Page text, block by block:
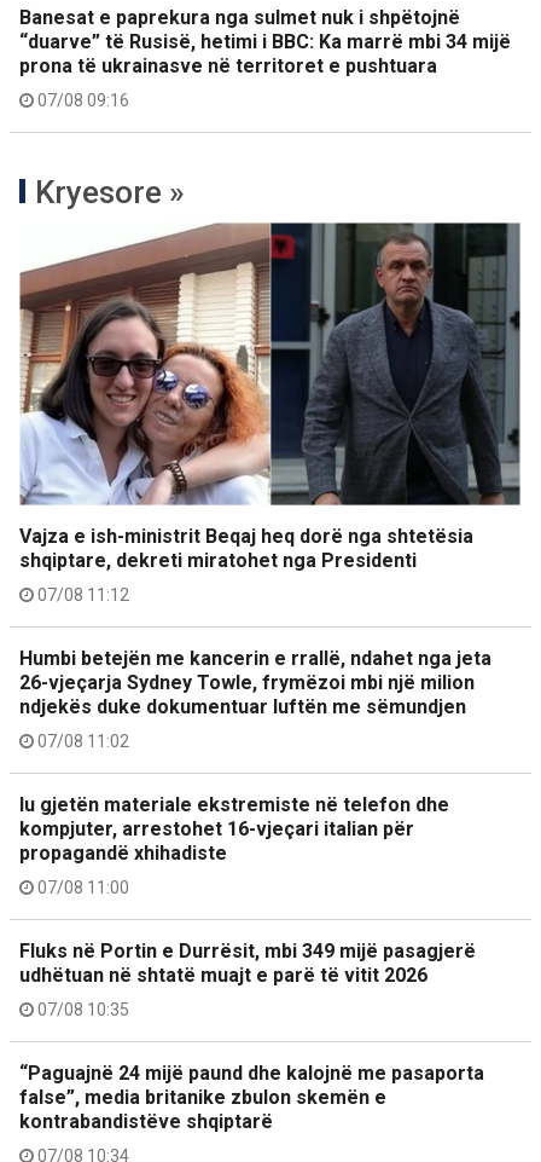
Banesat e paprekura nga sulmet nuk i shpëtojnë
“duarve” të Rusisë, hetimi i BBC: Ka marrë mbi 34 mijë
prona të ukrainasve në territoret e pushtuara
07/08 09:16
Kryesore »
Vajza e ish-ministrit Beqaj heq dorë nga shtetësia
shqiptare, dekreti miratohet nga Presidenti
07/08 11:12
Humbi betejën me kancerin e rrallë, ndahet nga jeta
26-vjeçarja Sydney Towle, frymëzoi mbi një milion
ndjekës duke dokumentuar luftën me sëmundjen
07/08 11:02
Iu gjetën materiale ekstremiste në telefon dhe
kompjuter, arrestohet 16-vjeçari italian për
propagandë xhihadiste
07/08 11:00
Fluks në Portin e Durrësit, mbi 349 mijë pasagjerë
udhëtuan në shtatë muajt e parë të vitit 2026
07/08 10:35
“Paguajnë 24 mijë paund dhe kalojnë me pasaporta
false”, media britanike zbulon skemën e
kontrabandistëve shqiptarë
07/08 10:34